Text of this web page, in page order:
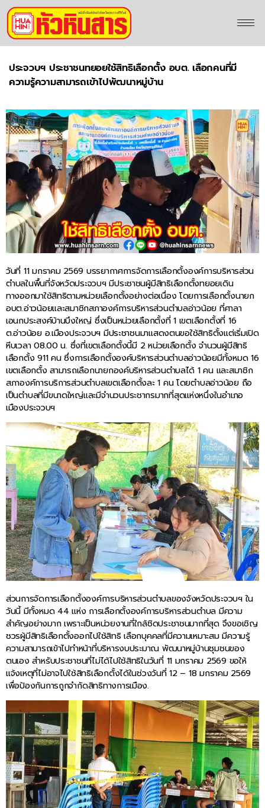
ประจวบฯ ประชาชนทยอยใช้สิทธิเลือกตั้ง อบต. เลือกคนที่มี
ความรู้ความสามารถเข้าไปพัฒนาหมู่บ้าน
วันที่ 11 มกราคม 2569 บรรยากาศการจัดการเลือกตั้งองค์การบริหารส่วน
ตำบลในพื้นที่จังหวัดประจวบฯ มีประชาชนผู้มีสิทธิเลือกตั้งทยอยเดิน
ทางออกมาใช้สิทธิตามหน่วยเลือกตั้งอย่างต่อเนื่อง โดยการเลือกตั้งนายก
อบต.อ่าวน้อยและสมาชิกสภาองค์การบริหารส่วนตำบลอ่าวน้อย ที่ศาลา
เอนกประสงค์บ้านบึงใหญ่ ซึ่งเป็นหน่วยเลือกตั้งที่ 1 เขตเลือกตั้งที่ 16
ต.อ่าวน้อย อ.เมืองประจวบฯ มีประชาชนมาแสดงตนขอใช้สิทธิตั้งแต่เริ่มเปิด
หีบเวลา 08.00 น. ซึ่งที่เขตเลือกตั้งนี้มี 2 หน่วยเลือกตั้ง จำนวนผู้มีสิทธิ
เลือกตั้ง 911 คน ซึ่งการเลือกตั้งองค์บริหารส่วนตำบลอ่าวน้อยมีทั้งหมด 16
เขตเลือกตั้ง สามารถเลือกนายกองค์บริหารส่วนตำบลได้ 1 คน และสมาชิก
สภาองค์การบริการส่วนตำบลเขตเลือกตั้งละ 1 คน โดยตำบลอ่าวน้อย ถือ
เป็นตำบลที่มีขนาดใหญ่และมีจำนวนประชากรมากที่สุดแห่งหนึ่งในอำเภอ
เมืองประจวบฯ
ส่วนการจัดการเลือกตั้งองค์การบริหารส่วนตำบลของจังหวัดประจวบฯ ใน
วันนี้ มีทั้งหมด 44 แห่ง การเลือกตั้งองค์การบริหารส่วนตำบล มีความ
สำคัญอย่างมาก เพราะเป็นหน่วยงานที่ใกล้ชิดประชาชนมากที่สุด จึงขอเชิญ
ชวรผู้มีสิทธิเลือกตั้งออกไปใช้สิทธิ เลือกบุคคลที่มีความเหมาะสม มีความรู้
ความสามารถเข้าไปทำหน้าที่บริหารงบประมาณ พัฒนาหมู่บ้านชุมชนของ
ตนเอง สำหรับประชาชนที่ไม่ได้ไปใช้สิทธิในวันที่ 11 มกราคม 2569 ขอให้
แจ้งเหตุที่ไม่อาจไปใช้สิทธิเลือกตั้งได้ในช่วงวันที่ 12 – 18 มกราคม 2569
เพื่อป้องกันการถูกจำกัดสิทธิทางการเมือง.